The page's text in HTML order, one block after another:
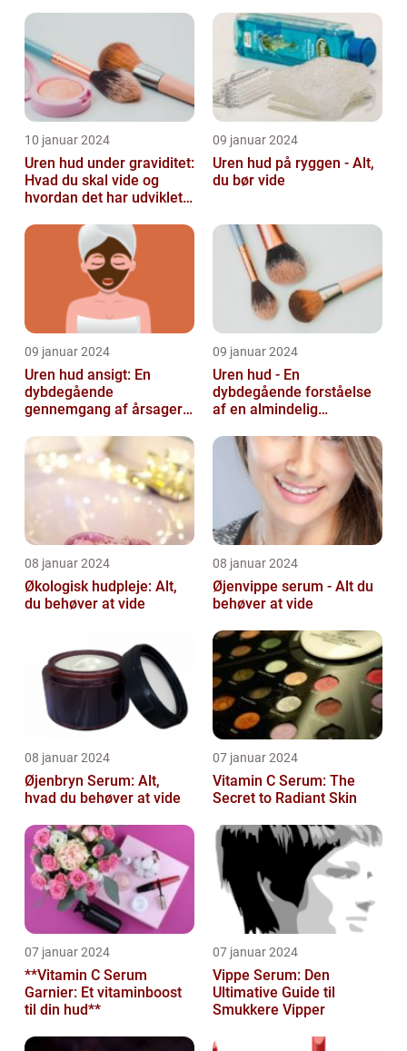
lide...
10 januar 2024
Uren hud under graviditet:
Hvad du skal vide og
hvordan det har udviklet
09 januar 2024
Uren hud på ryggen - Alt,
du bør vide
09 januar 2024
Uren hud ansigt: En
dybdegående
gennemgang af årsager
09 januar 2024
Uren hud - En
dybdegående forståelse
af en almindelig
08 januar 2024
Økologisk hudpleje: Alt,
du behøver at vide
08 januar 2024
Øjenvippe serum - Alt du
behøver at vide
08 januar 2024
Øjenbryn Serum: Alt,
hvad du behøver at vide
07 januar 2024
Vitamin C Serum: The
Secret to Radiant Skin
07 januar 2024
**Vitamin C Serum
Garnier: Et vitaminboost
til din hud**
07 januar 2024
Vippe Serum: Den
Ultimative Guide til
Smukkere Vipper